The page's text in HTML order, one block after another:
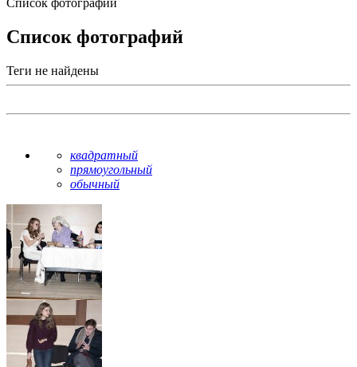
Список фотографий
Список фотографий
Теги не найдены
квадратный
прямоугольный
обычный